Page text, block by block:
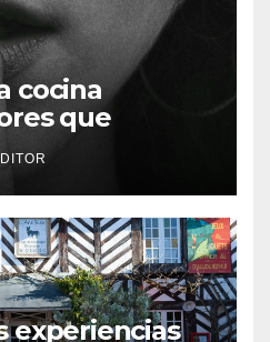
cocina
que
experiencias